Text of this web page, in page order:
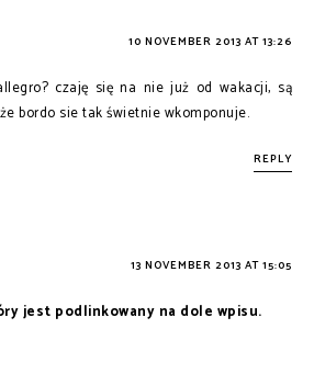
10 NOVEMBER 2013 AT 13:26
czaję się na nie już od wakacji, są
bordo sie tak świetnie wkomponuje.
REPLY
13 NOVEMBER 2013 AT 15:05
jest podlinkowany na dole wpisu.